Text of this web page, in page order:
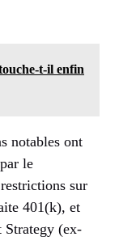
t-il enfin
notables ont
le
sur
401(k), et
Strategy (ex-